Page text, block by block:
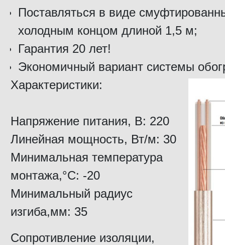
Поставляться в виде
холодным концом длиной 1,5 м;
Гарантия 20 лет!
Экономичный вариант системы
Характеристики:
Напряжение питания, В: 220
Линейная мощность, Вт/м: 30
Минимальная температура
монтажа,°C: -20
Минимальный радиус
изгиба,мм: 35
Сопротивление изоляции,